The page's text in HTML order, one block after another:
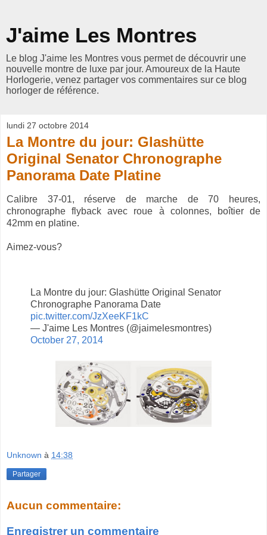
J'aime Les Montres
Le blog J'aime les Montres vous permet de découvrir une
nouvelle montre de luxe par jour. Amoureux de la Haute
Horlogerie, venez partager vos commentaires sur ce blog
horloger de référence.
lundi 27 octobre 2014
La Montre du jour: Glashütte
Original Senator Chronographe
Panorama Date Platine
Calibre 37-01, réserve de marche de 70 heures,
chronographe flyback avec roue à colonnes, boîtier de
42mm en platine.
Aimez-vous?
La Montre du jour: Glashütte Original Senator
Chronographe Panorama Date
pic.twitter.com/JzXeeKF1kC
— J'aime Les Montres (@jaimelesmontres)
October 27, 2014
Unknown à 14:38
Partager
Aucun commentaire:
Enregistrer un commentaire